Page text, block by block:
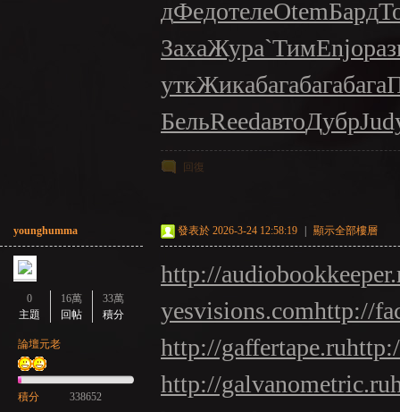
дФедотелеOtemБард
ЗахаЖура`ТимEnjo
уткЖикабагабагабага
БельReedавтоДубр
回復
younghumma
0
主題
16萬
回帖
33萬
積分
論壇元老
積分 338652
發表於 2026-3-24 12:58:19 顯示全部樓層
http://
yesvisions.comhttp://
http://gaffertape.ru
http://galvanometric.ru